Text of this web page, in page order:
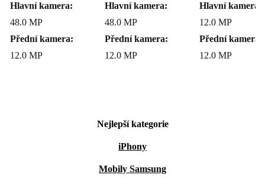
Hlavní kamera:
48.0 MP
Přední kamera:
12.0 MP
Hlavní kamera:
48.0 MP
Přední kamera:
12.0 MP
Hlavní kamera:
12.0 MP
Přední kamera:
12.0 MP
Nejlepší kategorie
iPhony
Mobily Samsung